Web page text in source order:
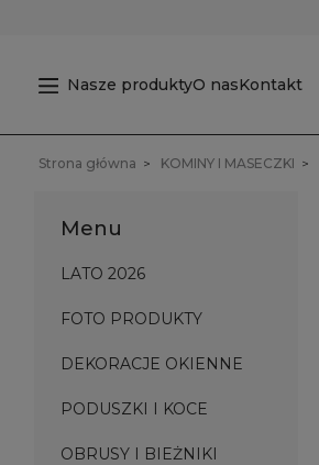
Nasze produktyO nasKontakt
Strona główna KOMINY I MASECZKI
Menu
LATO 2026
FOTO PRODUKTY
DEKORACJE OKIENNE
PODUSZKI I KOCE
OBRUSY I BIEŻNIKI